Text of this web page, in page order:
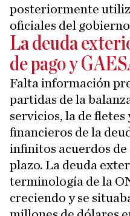
posteriormente
oficiales del
La deuda
de pago y
Falta información
partidas de la
servicios, la de fletes
financieros de la
infinitos acuerdos
plazo. La deuda
terminología de la
creciendo y se